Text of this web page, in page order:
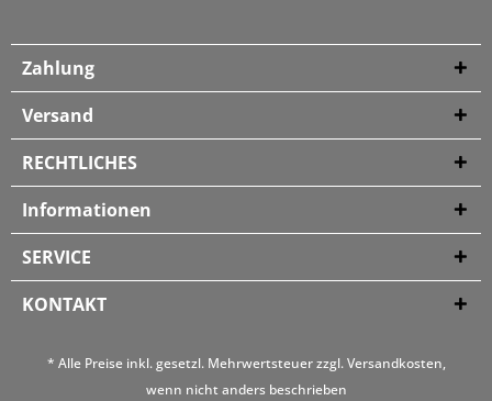
Zahlung
Versand
RECHTLICHES
Informationen
SERVICE
KONTAKT
* Alle Preise inkl. gesetzl. Mehrwertsteuer zzgl.Versandkosten,
wenn nicht anders beschrieben